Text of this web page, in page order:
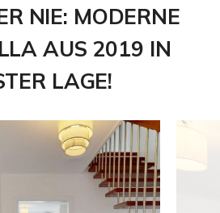
NIE: MODERNE
AUS 2019 IN
LAGE!